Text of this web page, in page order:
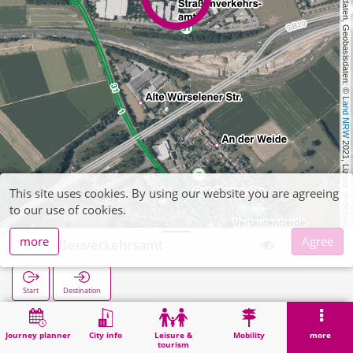
, Kartendaten, Geobasisdaten: ©
Land NRW
2021, Lizenz
dl-de/by-2-0
Journey planner City info
Leisure &
tourism
Mobility more
Straßenverkehrsamt
Start Destination
Home Search Straßenverkehrsamt
This site uses cookies. By using our website you are agreeing
to our use of cookies.
more
Agree